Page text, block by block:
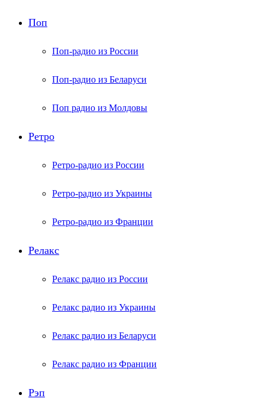
Поп
Поп-радио из России
Поп-радио из Беларуси
Поп радио из Молдовы
Ретро
Ретро-радио из России
Ретро-радио из Украины
Ретро-радио из Франции
Релакс
Релакс радио из России
Релакс радио из Украины
Релакс радио из Беларуси
Релакс радио из Франции
Рэп